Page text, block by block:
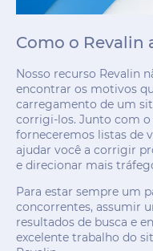
Como o Revalin
Nosso recurso Revalin
encontrar os motivos
carregamento de um
corrigi-los. Junto com
forneceremos listas de
ajudar você a corrigir
e direcionar mais
Para estar sempre um
concorrentes, assumir
resultados de busca e
excelente trabalho do